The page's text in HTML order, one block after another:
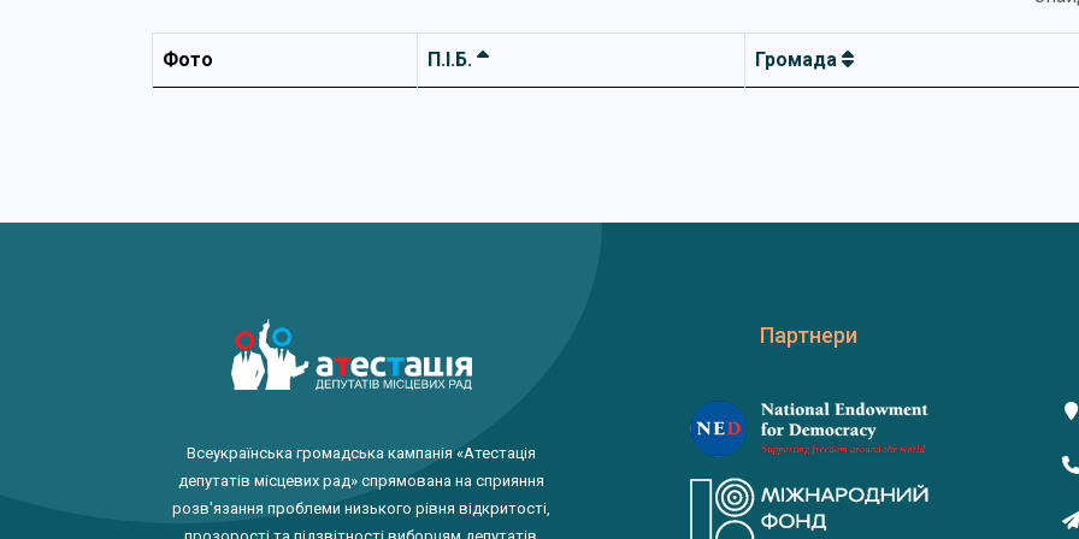
Фото П.І.Б. Громада
Всеукраїнська громадська кампанія «Атестація
депутатів місцевих рад» спрямована на сприяння
розв'язання проблеми низького рівня відкритості,
Партнери